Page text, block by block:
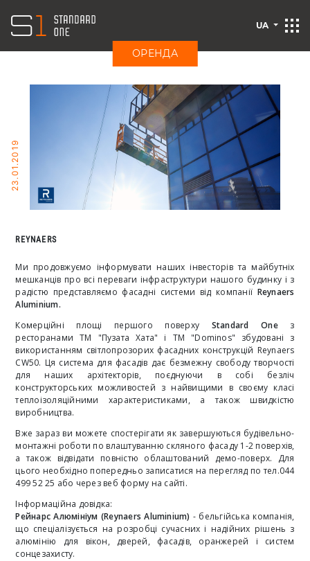
ОРЕНДА
UA
23.01.2019
REYNAERS
Ми продовжуємо інформувати наших інвесторів та майбутніх
мешканців про всі переваги інфраструктури нашого будинку і з
радістю представляємо фасадні системи від компанії Reynaers
Aluminium.
Комерційні площі першого поверху Standard Oneз
ресторанами ТМ "Пузата Хата" і ТМ "Dominos" збудовані з
використанням світлопрозорих фасадних конструкцій Reynaers
CW50. Ця система для фасадів дає безмежну свободу творчості
для наших архітекторів, поєднуючи в собі безліч
конструкторських можливостей з найвищими в своєму класі
теплоізоляційними характеристиками, а також швидкістю
виробництва.
Вже зараз ви можете спостерігати як завершуються будівельно-
монтажні роботи по влаштуванню скляного фасаду 1-2 поверхів,
а також відвідати повністю облаштований демо-поверх. Для
цього необхідно попередньо записатися на перегляд по тел.044
499 52 25 або через веб форму на сайті.
Інформаційна довідка:
Рейнарс Алюмініум (Reynaers Aluminium) - бельгійська компанія,
що спеціалізується на розробці сучасних і надійних рішень з
алюмінію для вікон, дверей, фасадів, оранжерей і систем
сонцезахисту.